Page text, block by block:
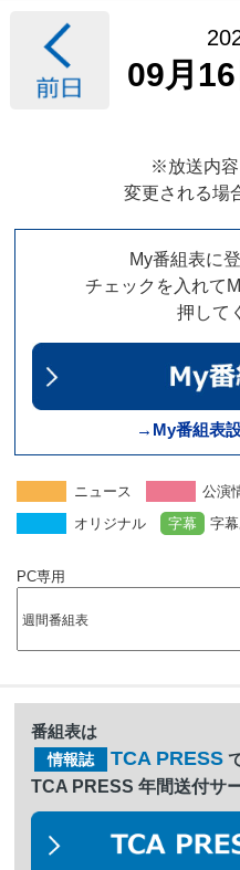
09月16
※放送内容
変更される場
My番組表に
チェックを入れて
押して
→My番組表
ニュース 公演
オリジナル
字幕 字
PC専用
番組表は
情報誌 TCA PRESS
TCA PRESS 年間送付サ